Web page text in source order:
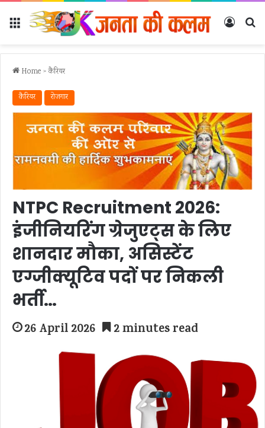
Menu Log In
Home > कैरियर
कैरियर रोजगार
NTPC Recruitment 2026:
इंजीनियरिंग ग्रेजुएट्स के लिए
शानदार मौका, असिस्टेंट
एग्जीक्यूटिव पदों पर निकली
भर्ती…
26 April 2026 2 minutes read